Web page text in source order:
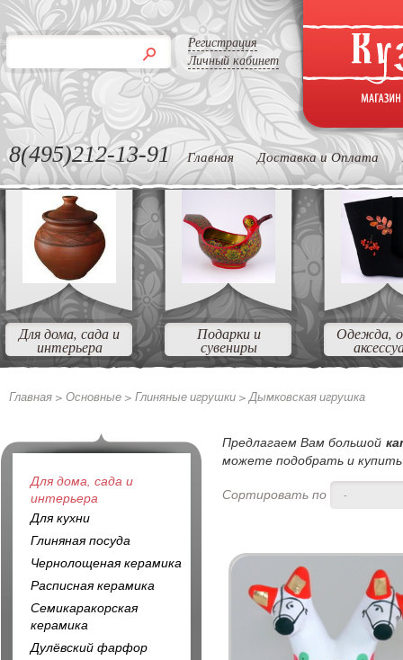
Регистрация
Личный кабинет
8(495)212-13-91 Главная Доставка и Оплата
Для дома, сада и
интерьера
Подарки и
сувениры
Одежда,
Главная > Основные > Глиняные игрушки >Дымковская игрушка
Предлагаем Вам большой
можете подобрать и купить
Сортировать по
-
Для дома, сада и
интерьера
Для кухни
Глиняная посуда
Чернолощеная керамика
Расписная керамика
Семикаракорская
керамика
Дулёвский фарфор